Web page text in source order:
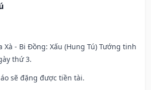
Xà - Bi Đồng: Xấu (Hung Tú) Tướng tinh
thứ 3.
sẽ đặng được tiền tài.